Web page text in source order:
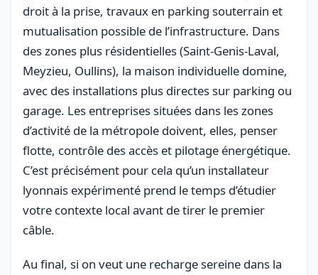
droit à la prise, travaux en parking souterrain et
mutualisation possible de l’infrastructure. Dans
des zones plus résidentielles (Saint-Genis-Laval,
Meyzieu, Oullins), la maison individuelle domine,
avec des installations plus directes sur parking ou
garage. Les entreprises situées dans les zones
d’activité de la métropole doivent, elles, penser
flotte, contrôle des accès et pilotage énergétique.
C’est précisément pour cela qu’un installateur
lyonnais expérimenté prend le temps d’étudier
votre contexte local avant de tirer le premier
câble.
Au final, si on veut une recharge sereine dans la